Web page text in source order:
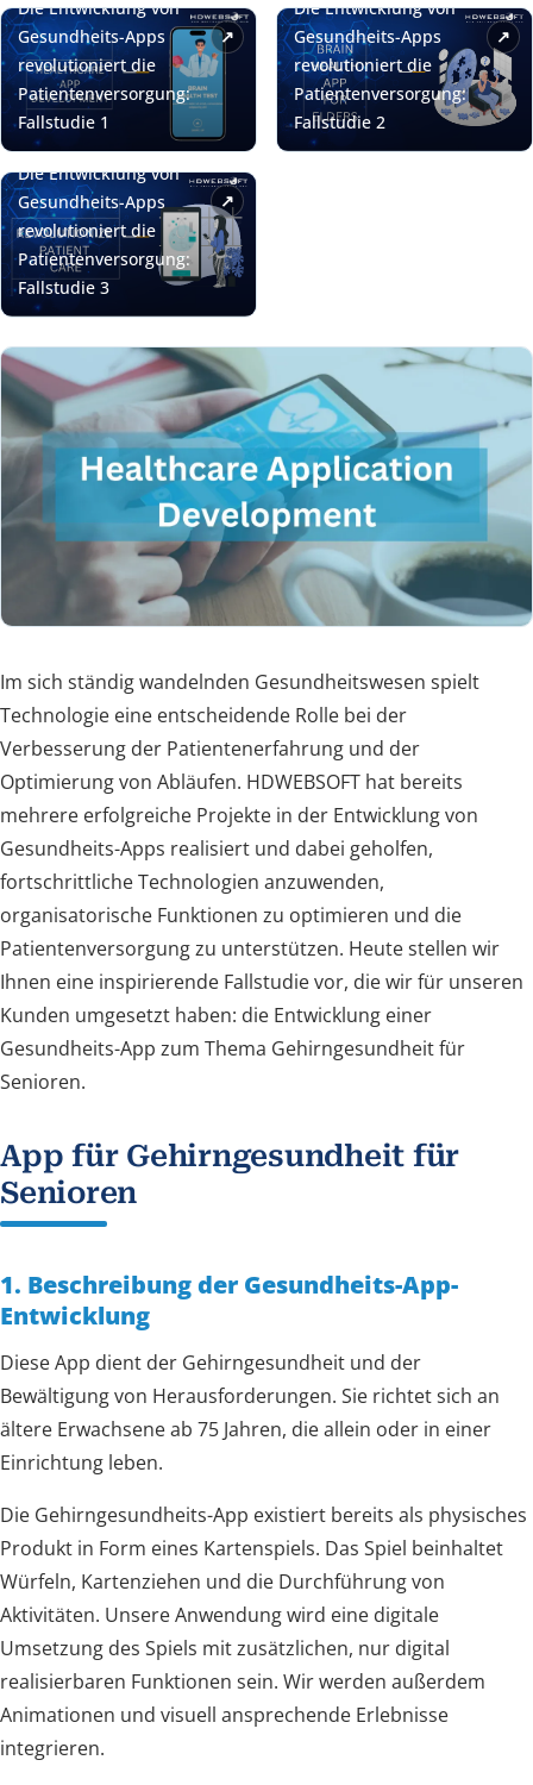
Im sich ständig wandelnden Gesundheitswesen spielt
Technologie eine entscheidende Rolle bei der
Verbesserung der Patientenerfahrung und der
Optimierung von Abläufen. HDWEBSOFT hat bereits
mehrere erfolgreiche Projekte in der Entwicklung von
Gesundheits-Apps realisiert und dabei geholfen,
fortschrittliche Technologien anzuwenden,
organisatorische Funktionen zu optimieren und die
Patientenversorgung zu unterstützen. Heute stellen wir
Ihnen eine inspirierende Fallstudie vor, die wir für unseren
Kunden umgesetzt haben: die Entwicklung einer
Gesundheits-App zum Thema Gehirngesundheit für
Senioren.
App für Gehirngesundheit für
Senioren
1. Beschreibung der Gesundheits-App-
Entwicklung
Diese App dient der Gehirngesundheit und der
Bewältigung von Herausforderungen. Sie richtet sich an
ältere Erwachsene ab 75 Jahren, die allein oder in einer
Einrichtung leben.
Die Gehirngesundheits-App existiert bereits als physisches
Produkt in Form eines Kartenspiels. Das Spiel beinhaltet
Würfeln, Kartenziehen und die Durchführung von
Aktivitäten. Unsere Anwendung wird eine digitale
Umsetzung des Spiels mit zusätzlichen, nur digital
realisierbaren Funktionen sein. Wir werden außerdem
Animationen und visuell ansprechende Erlebnisse
integrieren.